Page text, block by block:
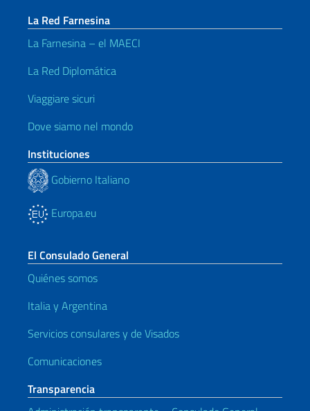
La Red Farnesina
La Farnesina – el MAECI
La Red Diplomática
Viaggiare sicuri
Dove siamo nel mondo
Instituciones
Gobierno Italiano
Europa.eu
El Consulado General
Quiénes somos
Italia y Argentina
Servicios consulares y de Visados
Comunicaciones
Transparencia